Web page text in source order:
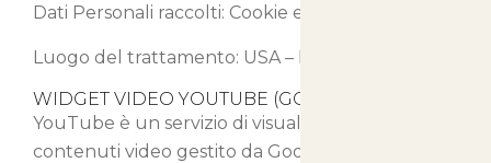
Dati Personali raccolti: Cookie e Dati di Utilizzo.
Luogo del trattamento: USA – Privacy Policy
WIDGET VIDEO YOUTUBE (GOOGLE INC.)
YouTube è un servizio di visualizzazione di
contenuti video gestito da Google Inc. che